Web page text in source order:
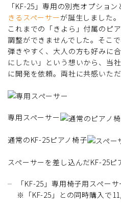
「KF-25」専用の別売オプション
きるスペーサー が誕生しました。
これまでの「きよら」付属のピ
調整ができませんでした。そこ
弾きやすく、大人の方も好みに
にしたい」という想いから、当
に開発を依頼。両社に共感いただ
専用スペーサー
通常のKF-25ピアノ椅子
スペーサーを差し込んだKF-25ピ
「KF-25」専用椅子用スペー
※「KF-25」との同時購入で